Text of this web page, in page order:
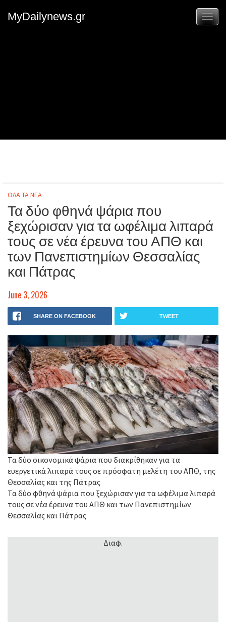
MyDailynews.gr
ΟΛΑ ΤΑ ΝΕΑ
Τα δύο φθηνά ψάρια που
ξεχώρισαν για τα ωφέλιμα λιπαρά
τους σε νέα έρευνα του ΑΠΘ και
των Πανεπιστημίων Θεσσαλίας
και Πάτρας
June 3, 2026
SHARE ON FACEBOOK TWEET
Τα δύο οικονομικά ψάρια που διακρίθηκαν για τα
ευεργετικά λιπαρά τους σε πρόσφατη μελέτη του ΑΠΘ, της
Θεσσαλίας και της Πάτρας
Τα δύο φθηνά ψάρια που ξεχώρισαν για τα ωφέλιμα λιπαρά
τους σε νέα έρευνα του ΑΠΘ και των Πανεπιστημίων
Θεσσαλίας και Πάτρας
Διαφ.